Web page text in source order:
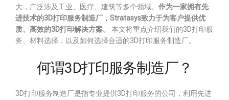
大，广泛涉及工业、医疗、建筑等多个领域。 作为一家拥有先
进技术的3D打印服务制造厂，Stratasys致力于为客户提供优
质、高效的3D打印解决方案。
本文将重点介绍我们的3D打印服
务、材料选择，以及如何选择合适的3D打印服务制造厂。
何谓3D打印服务制造厂？
3D打印服务制造厂是指专业提供3D打印服务的公司，利用先进